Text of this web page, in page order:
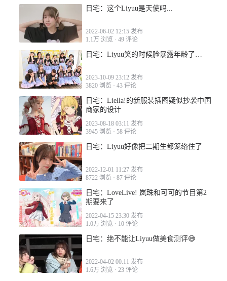
日宅：这个Liyuu是天使吗...
2022-06-02 12:15 发布
1.1万 浏览 · 49 评论
日宅：Liyuu笑的时候脸暴露年龄了…
2023-10-09 23:12 发布
3820 浏览 · 43 评论
日宅：Liella!的新服装插图疑似抄袭中国
商家的设计
2023-08-18 03:11 发布
3945 浏览 · 58 评论
日宅：Liyuu好像把二期生都笼络住了
2022-12-01 11:27 发布
8722 浏览 · 87 评论
日宅：LoveLive! 岚珠和可可的节目第2
期要来了
2022-04-15 23:30 发布
1.0万 浏览 · 10 评论
日宅：绝不能让Liyuu做美食测评😅
2022-04-02 00:11 发布
1.6万 浏览 · 23 评论